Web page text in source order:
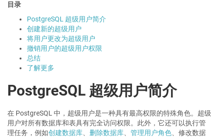
目录
PostgreSQL 超级用户简介
创建新的超级用户
将用户更改为超级用户
撤销用户的超级用户权限
总结
了解更多
PostgreSQL 超级用户简介
在 PostgreSQL 中，超级用户是一种具有最高权限的特殊角色。超级
用户对所有数据库和表具有完全访问权限。此外，它还可以执行管
理任务，例如创建数据库 删除数据库 管理用户角色 、修改数据